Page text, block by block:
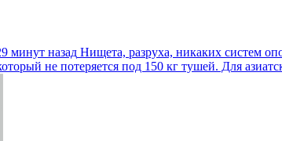
минут назад Нищета, разруха, никаких систем
не потеряется под 150 кг тушей. Для